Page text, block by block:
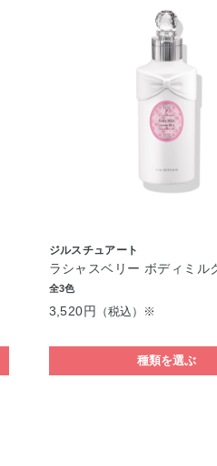
ジルスチュアート
ラシャスベリー ボディミル
全3色
3,520円 （税込）※
種類を選ぶ